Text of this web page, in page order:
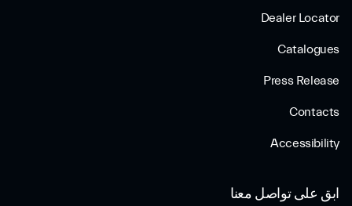
Dealer Locator
Catalogues
Press Release
Contacts
Accessibility
ابق على تواصل معنا